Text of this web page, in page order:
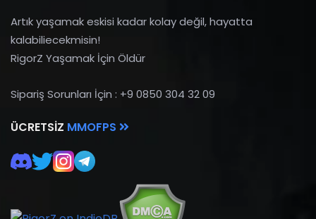
Artık yaşamak eskisi kadar kolay değil, hayatta
kalabiliecekmisin!
RigorZ Yaşamak İçin Öldür
Sipariş Sorunları İçin : +9 0850 304 32 09
ÜCRETSIZ MMOFPS